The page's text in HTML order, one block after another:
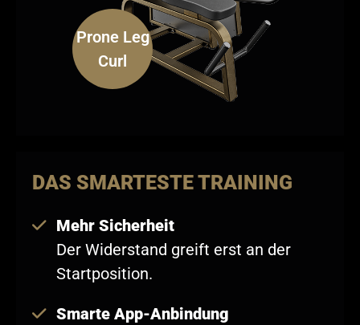
Row
Prone Leg
Curl
Leg
Extension
Hip Thrust
Abductor
Upright
DAS SMARTESTE TRAINING
Mehr Sicherheit
Der Widerstand greift erst an der
Startposition.
Smarte App-Anbindung